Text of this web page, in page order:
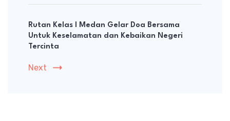
Rutan Kelas I Medan Gelar Doa Bersama
Untuk Keselamatan dan Kebaikan Negeri
Tercinta
Next